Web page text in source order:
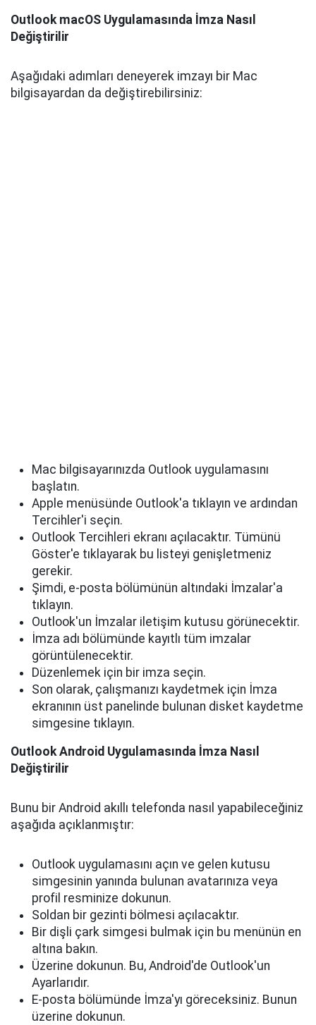
Outlook macOS Uygulamasında İmza Nasıl
Değiştirilir
Aşağıdaki adımları deneyerek imzayı bir Mac
bilgisayardan da değiştirebilirsiniz:
Mac bilgisayarınızda Outlook uygulamasını
başlatın.
Apple menüsünde Outlook'a tıklayın ve ardından
Tercihler'i seçin.
Outlook Tercihleri ekranı açılacaktır. Tümünü
Göster'e tıklayarak bu listeyi genişletmeniz
gerekir.
Şimdi, e-posta bölümünün altındaki İmzalar'a
tıklayın.
Outlook'un İmzalar iletişim kutusu görünecektir.
İmza adı bölümünde kayıtlı tüm imzalar
görüntülenecektir.
Düzenlemek için bir imza seçin.
Son olarak, çalışmanızı kaydetmek için İmza
ekranının üst panelinde bulunan disket kaydetme
simgesine tıklayın.
Outlook Android Uygulamasında İmza Nasıl
Değiştirilir
Bunu bir Android akıllı telefonda nasıl yapabileceğiniz
aşağıda açıklanmıştır:
Outlook uygulamasını açın ve gelen kutusu
simgesinin yanında bulunan avatarınıza veya
profil resminize dokunun.
Soldan bir gezinti bölmesi açılacaktır.
Bir dişli çark simgesi bulmak için bu menünün en
altına bakın.
Üzerine dokunun. Bu, Android'de Outlook'un
Ayarlarıdır.
E-posta bölümünde İmza'yı göreceksiniz. Bunun
üzerine dokunun.